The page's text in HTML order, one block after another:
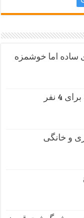
ساده اما خوشمزه
نفر
و خانگی